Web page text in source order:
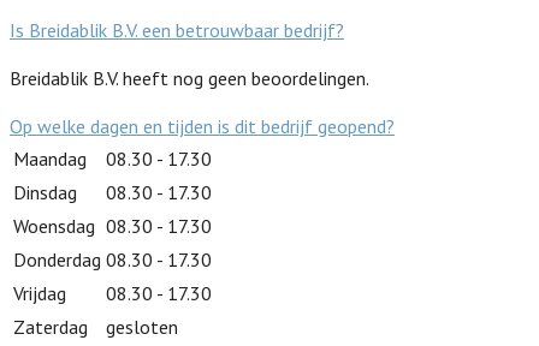
Is Breidablik B.V. een betrouwbaar bedrijf?
Breidablik B.V. heeft nog geen beoordelingen.
Op welke dagen en tijden is dit bedrijf geopend?
Maandag
08.30 - 17.30
Dinsdag
08.30 - 17.30
Woensdag 08.30 - 17.30
Donderdag 08.30 - 17.30
Vrijdag
08.30 - 17.30
Zaterdag
gesloten